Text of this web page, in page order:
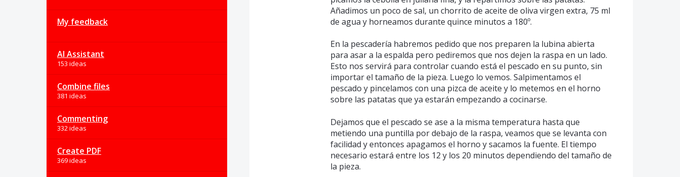
My feedback
AI Assistant
153 ideas
Combine files
381 ideas
Commenting
332 ideas
Create PDF
369 ideas
Añadimos un poco de sal, un chorrito de aceite de oliva virgen extra, 75 ml
de agua y horneamos durante quince minutos a 180º.
En la pescadería habremos pedido que nos preparen la lubina abierta
para asar a la espalda pero pediremos que nos dejen la raspa en un lado.
Esto nos servirá para controlar cuando está el pescado en su punto, sin
importar el tamaño de la pieza. Luego lo vemos. Salpimentamos el
pescado y pincelamos con una pizca de aceite y lo metemos en el horno
sobre las patatas que ya estarán empezando a cocinarse.
Dejamos que el pescado se ase a la misma temperatura hasta que
metiendo una puntilla por debajo de la raspa, veamos que se levanta con
facilidad y entonces apagamos el horno y sacamos la fuente. El tiempo
necesario estará entre los 12 y los 20 minutos dependiendo del tamaño de
la pieza.